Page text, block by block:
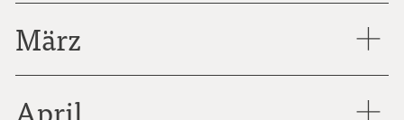
März
April